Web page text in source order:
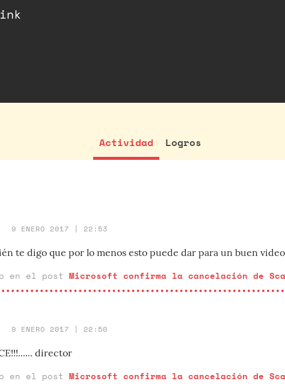
Actividad Logros
9 ENERO 2017 | 22:53
te digo que por lo menos esto puede dar para un buen
en el post Microsoft confirma la cancelación de
9 ENERO 2017 | 22:50
director
en el post Microsoft confirma la cancelación de